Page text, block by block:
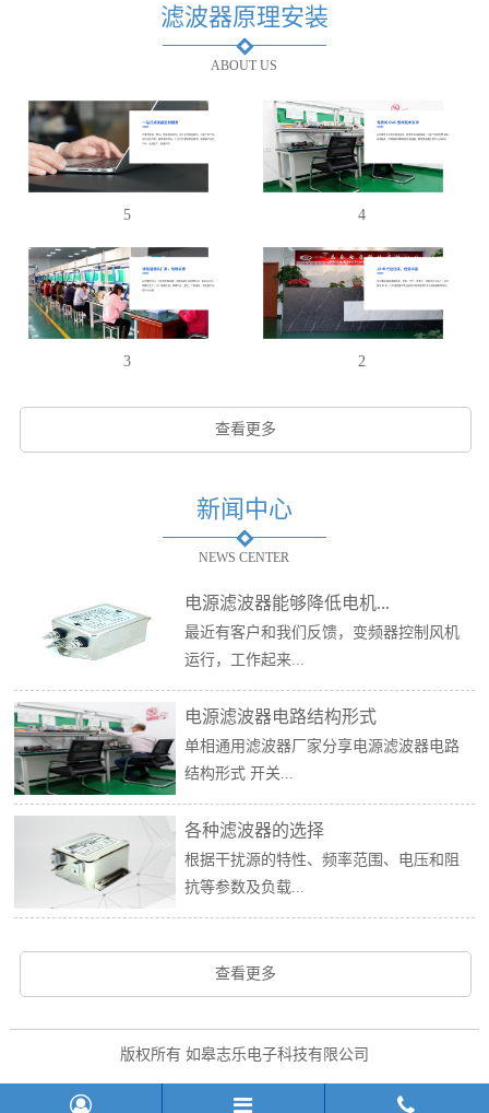
滤波器原理安装
ABOUT US
5 4
3 2
查看更多
新闻中心
NEWS CENTER
电源滤波器能够降低电机...
最近有客户和我们反馈，变频器控制风机
运行，工作起来...
电源滤波器电路结构形式
单相通用滤波器厂家分享电源滤波器电路
结构形式 开关...
各种滤波器的选择
根据干扰源的特性、频率范围、电压和阻
抗等参数及负载...
查看更多
版权所有 如皋志乐电子科技有限公司